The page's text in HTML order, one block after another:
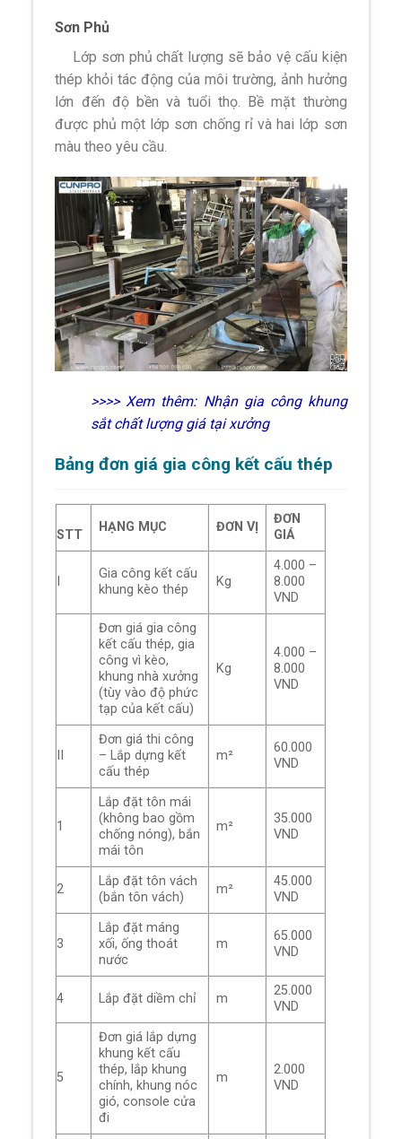
Sơn Phủ
Lớp sơn phủ chất lượng sẽ bảo vệ cấu kiện
thép khỏi tác động của môi trường, ảnh hưởng
lớn đến độ bền và tuổi thọ. Bề mặt thường
được phủ một lớp sơn chống rỉ và hai lớp sơn
màu theo yêu cầu.
>>>> Xem thêm: Nhận gia công khung
sắt chất lượng giá tại xưởng
Bảng đơn giá gia công kết cấu thép
STT
HẠNG MỤC ĐƠN VỊ
ĐƠN
GIÁ
Gia công kết cấu
khung kèo thép
Kg
4.000 –
8.000
VND
Đơn giá gia công
kết cấu thép, gia
công vì kèo,
khung nhà xưởng
(tùy vào độ phức
tạp của kết cấu)
Kg
4.000 –
8.000
VND
Đơn giá thi công
– Lắp dựng kết
cấu thép
m²
60.000
VND
1
Lắp đặt tôn mái
(không bao gồm
chống nóng), bắn
mái tôn
m²
35.000
VND
2
Lắp đặt tôn vách
(bắn tôn vách)
m²
45.000
VND
3
Lắp đặt máng
xối, ống thoát
nước
m
65.000
VND
4 Lắp đặt diềm chỉ m
25.000
VND
5
Đơn giá lắp dựng
khung kết cấu
thép, lắp khung
chính, khung nóc
gió, console cửa
đi
m
2.000
VND